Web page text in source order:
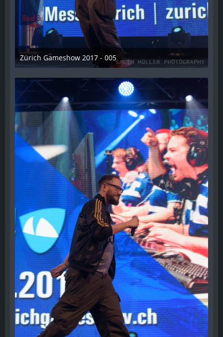
Zürich Gameshow 2017 - 005
28. Oktober 2017